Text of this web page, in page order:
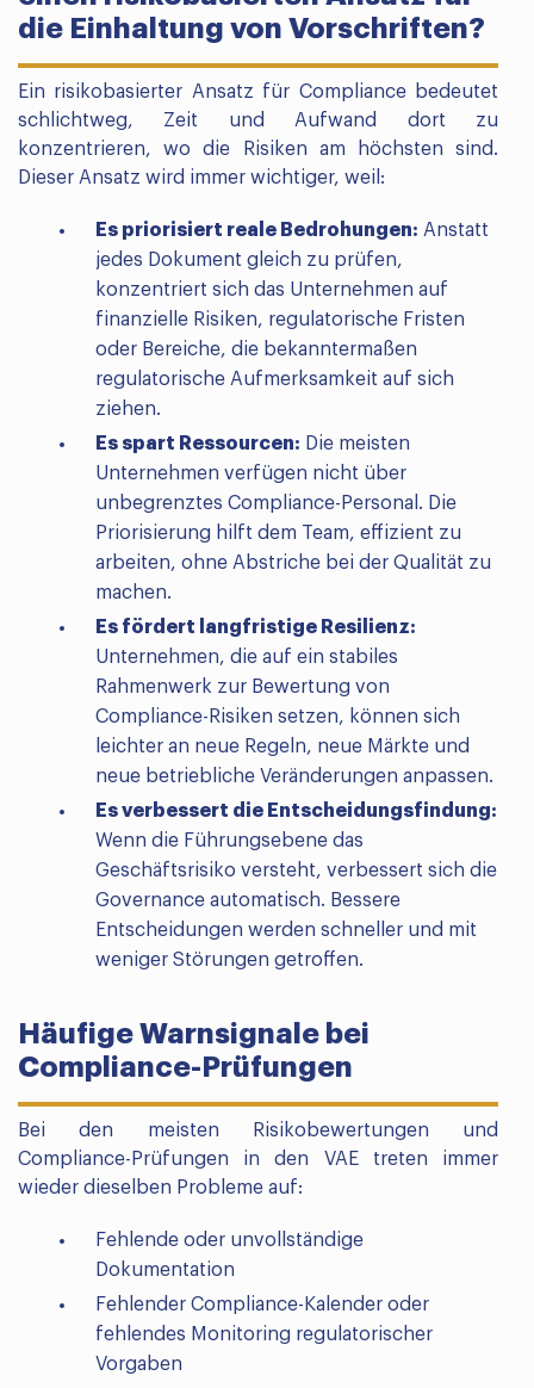
die Einhaltung von Vorschriften?
Ein risikobasierter Ansatz für Compliance bedeutet
schlichtweg, Zeit und Aufwand dort zu
konzentrieren, wo die Risiken am höchsten sind.
Dieser Ansatz wird immer wichtiger, weil:
Es priorisiert reale Bedrohungen: Anstatt
jedes Dokument gleich zu prüfen,
konzentriert sich das Unternehmen auf
finanzielle Risiken, regulatorische Fristen
oder Bereiche, die bekanntermaßen
regulatorische Aufmerksamkeit auf sich
ziehen.
Es spart Ressourcen: Die meisten
Unternehmen verfügen nicht über
unbegrenztes Compliance-Personal. Die
Priorisierung hilft dem Team, effizient zu
arbeiten, ohne Abstriche bei der Qualität zu
machen.
Es fördert langfristige Resilienz:
Unternehmen, die auf ein stabiles
Rahmenwerk zur Bewertung von
Compliance-Risiken setzen, können sich
leichter an neue Regeln, neue Märkte und
neue betriebliche Veränderungen anpassen.
Es verbessert die Entscheidungsfindung:
Wenn die Führungsebene das
Geschäftsrisiko versteht, verbessert sich die
Governance automatisch. Bessere
Entscheidungen werden schneller und mit
weniger Störungen getroffen.
Häufige Warnsignale bei
Compliance-Prüfungen
Bei den meisten Risikobewertungen und
Compliance-Prüfungen in den VAE treten immer
wieder dieselben Probleme auf:
Fehlende oder unvollständige
Dokumentation
Fehlender Compliance-Kalender oder
fehlendes Monitoring regulatorischer
Vorgaben